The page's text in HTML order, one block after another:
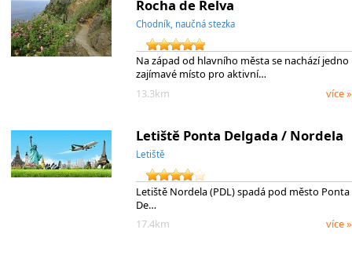
Rocha de Relva
Chodník, naučná stezka
Na západ od hlavního města se nachází jedno
zajímavé místo pro aktivní…
13.3km
více »
Letiště Ponta Delgada / Nordela
Letiště
Letiště Nordela (PDL) spadá pod město Ponta
De…
17.4km
více »